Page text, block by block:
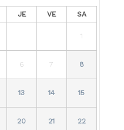
JE VE SA
1
6 7 8
13 14 15
20 21 22